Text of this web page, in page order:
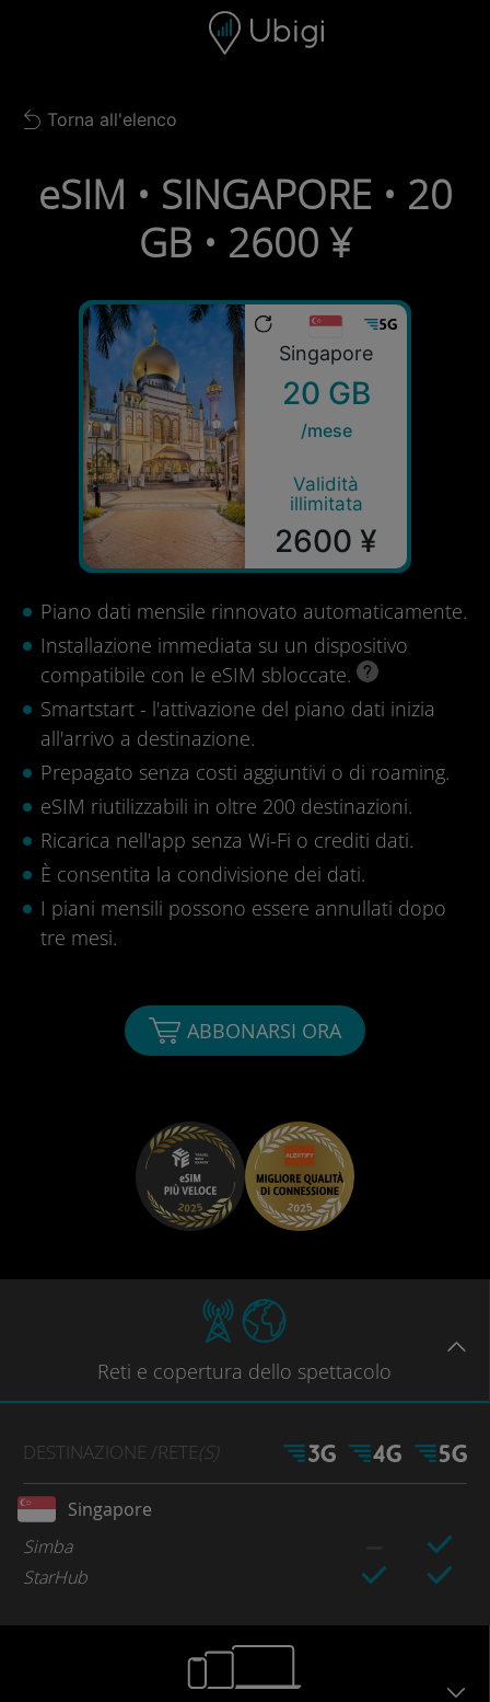
Barra di navigazione
Back to list
Torna all'elenco
eSIM • SINGAPORE • 20
GB • 2600 ¥
Singapore
20 GB
/mese
Validità
illimitata
2600 ¥
Piano dati mensile rinnovato automaticamente.
Installazione immediata su un dispositivo
compatibile con le eSIM sbloccate.
Smartstart - l'attivazione del piano dati inizia
all'arrivo a destinazione.
Prepagato senza costi aggiuntivi o di roaming.
eSIM riutilizzabili in oltre 200 destinazioni.
Ricarica nell'app senza Wi-Fi o crediti dati.
È consentita la condivisione dei dati.
I piani mensili possono essere annullati dopo
tre mesi.
ABBONARSI ORA
Reti e copertura dello spettacolo
DESTINAZIONE /RETE(S)
Singapore
Simba
StarHub